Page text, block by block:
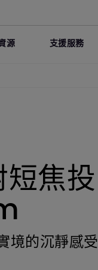
源 支援服務
焦投
境的沉靜感受